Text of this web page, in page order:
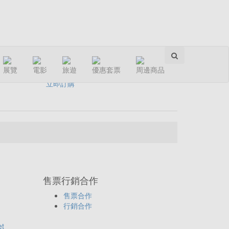
展覽 電影 旅遊 優惠套票 周邊商品
分享：
立即訂購
售票行銷合作
售票合作
行銷合作